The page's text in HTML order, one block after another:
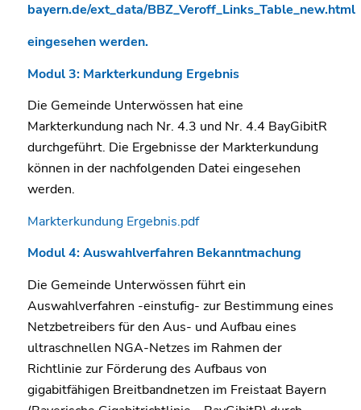
bayern.de/ext_data/BBZ_Veroff_Links_Table_new.html
eingesehen werden.
Modul 3: Markterkundung Ergebnis
Die Gemeinde Unterwössen hat eine
Markterkundung nach Nr. 4.3 und Nr. 4.4 BayGibitR
durchgeführt. Die Ergebnisse der Markterkundung
können in der nachfolgenden Datei eingesehen
werden.
Markterkundung Ergebnis.pdf
Modul 4: Auswahlverfahren Bekanntmachung
Die Gemeinde Unterwössen führt ein
Auswahlverfahren -einstufig- zur Bestimmung eines
Netzbetreibers für den Aus- und Aufbau eines
ultraschnellen NGA-Netzes im Rahmen der
Richtlinie zur Förderung des Aufbaus von
gigabitfähigen Breitbandnetzen im Freistaat Bayern